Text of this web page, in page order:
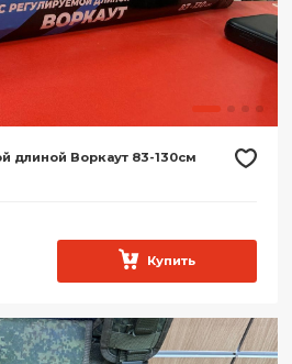
длиной Воркаут 83-130см
Купить